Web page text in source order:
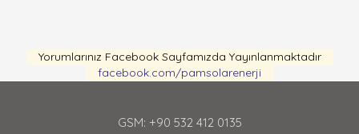
Yorumlarınız Facebook Sayfamızda Yayınlanmaktadır
facebook.com/pamsolarenerji
GSM: +90 532 412 0135